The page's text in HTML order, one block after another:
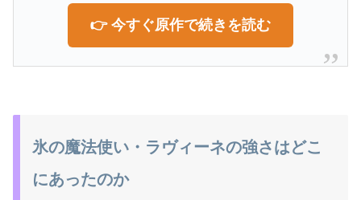
👉 今すぐ原作で続きを読む
氷の魔法使い・ラヴィーネの強さはどこ
にあったのか